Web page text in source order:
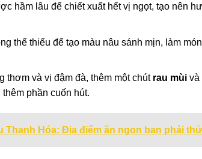
hầm lâu để chiết xuất hết vị ngọt, tạo nên
thể thiếu để tạo màu nâu sánh mịn, làm
thơm và vị đậm đà, thêm một chút rau mùivà
phần cuốn hút.
Thanh Hóa: Địa điểm ăn ngon bạn phải